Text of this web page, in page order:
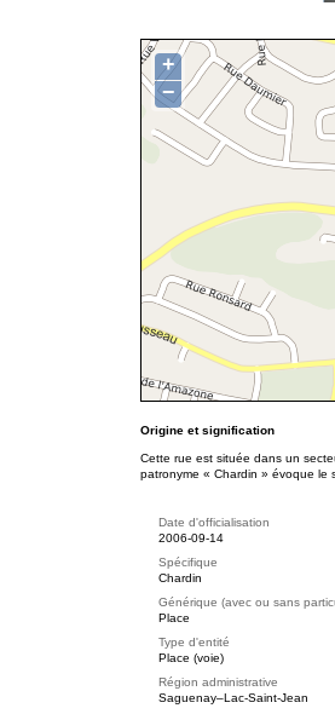
+
−
Origine et signification
Cette rue est située dans un
patronyme « Chardin » évoque le
Date d'officialisation
2006-09-14
Spécifique
Chardin
Générique (avec ou sans
Place
Type d'entité
Place (voie)
Région administrative
Saguenay–Lac-Saint-Jean